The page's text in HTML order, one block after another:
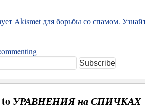
Akismet для борьбы со спамом.
to УРАВНЕНИЯ на СПИЧКАХ